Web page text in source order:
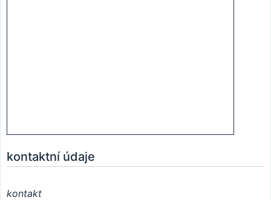
kontaktní údaje
kontakt